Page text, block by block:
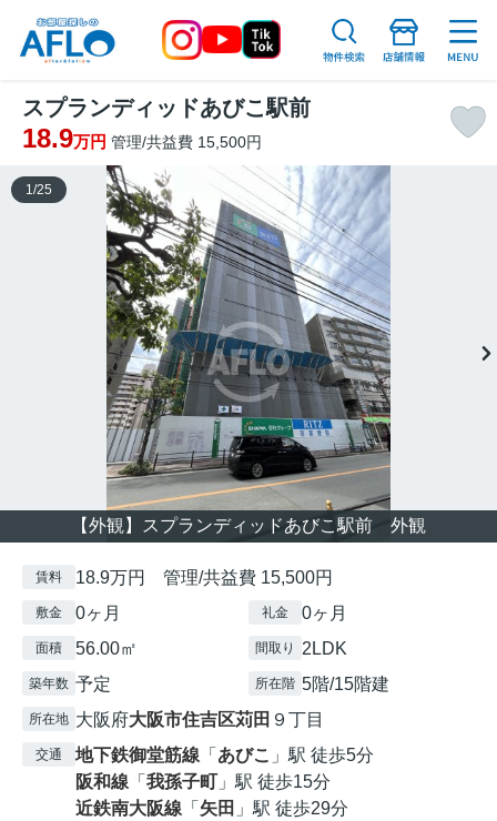
スプランディッドあびこ駅前
18.9万円 管理/共益費 15,500円
【外観】スプランディッドあびこ駅前 外観
1 /25
賃料 18.9万円 管理/共益費 15,500円
敷金 0ヶ月 礼金 0ヶ月
面積 56.00㎡ 間取り 2LDK
築年数 予定 所在階 5階/15階建
所在地 大阪府大阪市住吉区苅田 ９丁目
交通 地下鉄御堂筋線 「 あびこ 」駅 徒歩5分
阪和線 「 我孫子町 」駅 徒歩15分
近鉄南大阪線 「 矢田 」駅 徒歩29分